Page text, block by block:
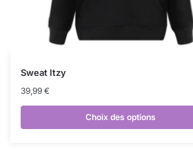
Sweat Itzy
39,99 €
Choix des options